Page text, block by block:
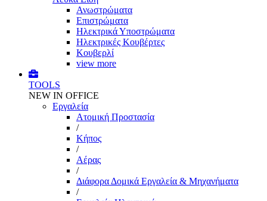
Ανωστρώματα
Επιστρώματα
Ηλεκτρικά Υποστρώματα
Ηλεκτρικές Κουβέρτες
Κουβερλί
view more
TOOLS
NEW IN OFFICE
Εργαλεία
Aτομική Προστασία
/
Kήπος
/
Αέρας
/
Διάφορα Δομικά Εργαλεία & Μηχανήματα
/